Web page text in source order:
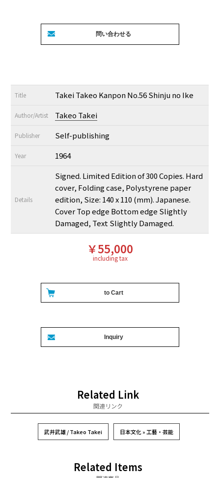
Title Takei Takeo Kanpon No.56 Shinju no Ike
Author/Artist Takeo Takei
Publisher Self-publishing
Year 1964
Details
Signed. Limited Edition of 300 Copies. Hard
cover, Folding case, Polystyrene paper
edition, Size: 140 x 110 (mm). Japanese.
Cover Top edge Bottom edge Slightly
Damaged, Text Slightly Damaged.
￥55,000
including tax
Related Link
関連リンク
武井武雄 / Takeo Takei 日本文化 » 工藝・芸能
Related Items